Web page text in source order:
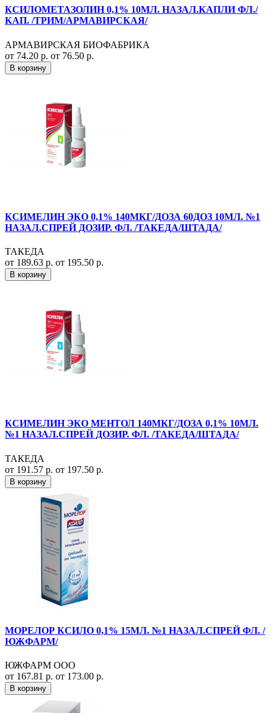
КСИЛОМЕТАЗОЛИН 0,1% 10МЛ. НАЗАЛ.КАПЛИ ФЛ./
КАП. /ТРИМ/АРМАВИРСКАЯ/
АРМАВИРСКАЯ БИОФАБРИКА
от 74.20 р. от 76.50 р.
В корзину
КСИМЕЛИН ЭКО 0,1% 140МКГ/ДОЗА 60ДОЗ 10МЛ. №1
НАЗАЛ.СПРЕЙ ДОЗИР. ФЛ. /ТАКЕДА/ШТАДА/
ТАКЕДА
от 189.63 р. от 195.50 р.
В корзину
КСИМЕЛИН ЭКО МЕНТОЛ 140МКГ/ДОЗА 0,1% 10МЛ.
№1 НАЗАЛ.СПРЕЙ ДОЗИР. ФЛ. /ТАКЕДА/ШТАДА/
ТАКЕДА
от 191.57 р. от 197.50 р.
В корзину
МОРЕЛОР КСИЛО 0,1% 15МЛ. №1 НАЗАЛ.СПРЕЙ ФЛ. /
ЮЖФАРМ/
ЮЖФАРМ ООО
от 167.81 р. от 173.00 р.
В корзину